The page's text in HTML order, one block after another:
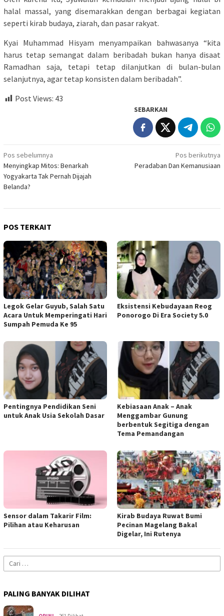
halal massal, yang disemarakkan dengan berbagai kegiatan
seperti kirab budaya, ziarah, dan pasar rakyat.
Kyai Muhammad Hisyam menyampaikan bahwasanya “kita
harus tetap semangat dalam beribadah bukan hanya disaat
Ramadhan saja, tetapi tetap dilanjutkan di bulan-bulan
selanjutnya, agar tetap konsisten dalam beribadah”.
Post Views: 43
SEBARKAN
Navigasi
pos
Pos sebelumnya
Menyingkap Mitos: Benarkah
Yogyakarta Tak Pernah Dijajah
Belanda?
Pos berikutnya
Peradaban Dan Kemanusiaan
POS TERKAIT
Legok Gelar Guyub, Salah Satu
Acara Untuk Memperingati Hari
Sumpah Pemuda Ke 95
Eksistensi Kebudayaan Reog
Ponorogo Di Era Society 5.0
Pentingnya Pendidikan Seni
untuk Anak Usia Sekolah Dasar
Kebiasaan Anak – Anak
Menggambar Gunung
berbentuk Segitiga dengan
Tema Pemandangan
Sensor dalam Takarir Film:
Pilihan atau Keharusan
Kirab Budaya Ruwat Bumi
Pecinan Magelang Bakal
Digelar, Ini Rutenya
Cari
untuk:
PALING BANYAK DILIHAT